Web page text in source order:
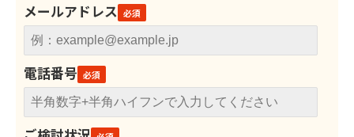
メールアドレス
電話番号